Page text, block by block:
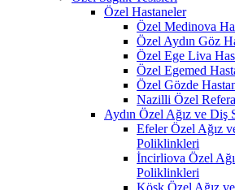
Özel Hastaneler
Özel Medinova
Özel Aydın Göz
Özel Ege Liva
Özel Egemed
Özel Gözde
Nazilli Özel
Aydın Özel Ağız ve Diş
Efeler Özel Ağız
Poliklinkleri
İncirliova Özel
Poliklinkleri
Köşk Özel Ağız ve